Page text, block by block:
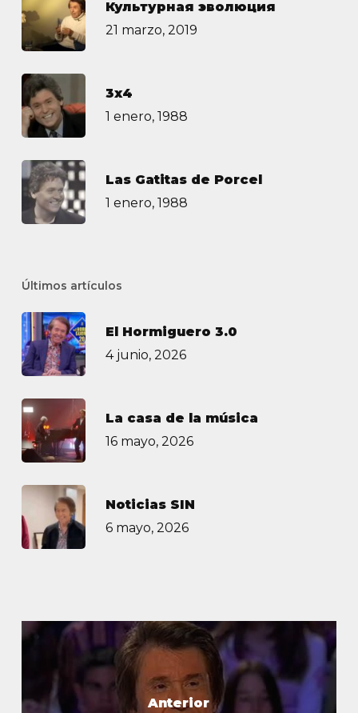
Культурная эволюция
21 marzo, 2019
3х4
1 enero, 1988
Las Gatitas de Porcel
1 enero, 1988
Últimos artículos
El Hormiguero 3.0
4 junio, 2026
La casa de la música
16 mayo, 2026
Noticias SIN
6 mayo, 2026
Anterior